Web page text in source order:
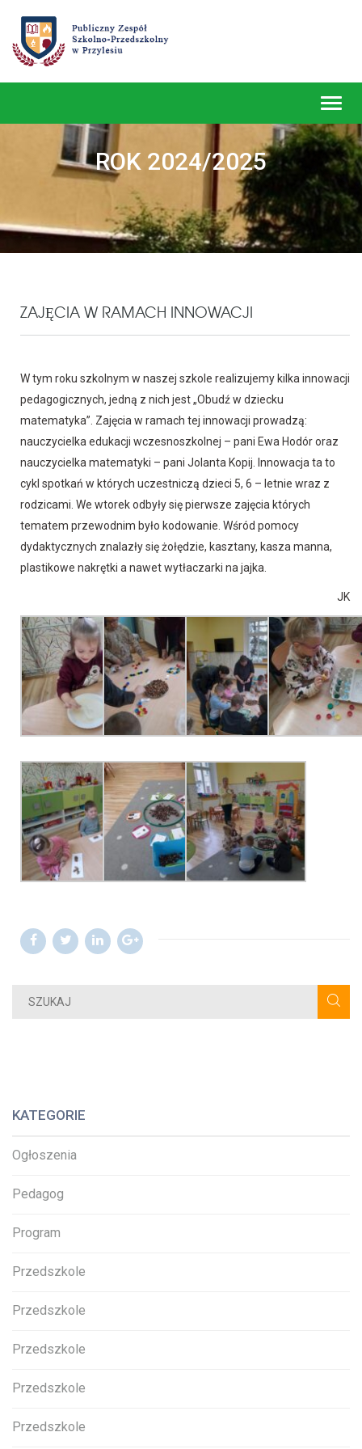
ROK 2024/2025
ZAJĘCIA W RAMACH INNOWACJI
W tym roku szkolnym w naszej szkole realizujemy kilka innowacji
pedagogicznych, jedną z nich jest „Obudź w dziecku
matematyka”. Zajęcia w ramach tej innowacji prowadzą:
nauczycielka edukacji wczesnoszkolnej – pani Ewa Hodór oraz
nauczycielka matematyki – pani Jolanta Kopij. Innowacja ta to
cykl spotkań w których uczestniczą dzieci 5, 6 – letnie wraz z
rodzicami. We wtorek odbyły się pierwsze zajęcia których
tematem przewodnim było kodowanie. Wśród pomocy
dydaktycznych znalazły się żołędzie, kasztany, kasza manna,
plastikowe nakrętki a nawet wytłaczarki na jajka.
JK
KATEGORIE
Ogłoszenia
Pedagog
Program
Przedszkole
Przedszkole
Przedszkole
Przedszkole
Przedszkole